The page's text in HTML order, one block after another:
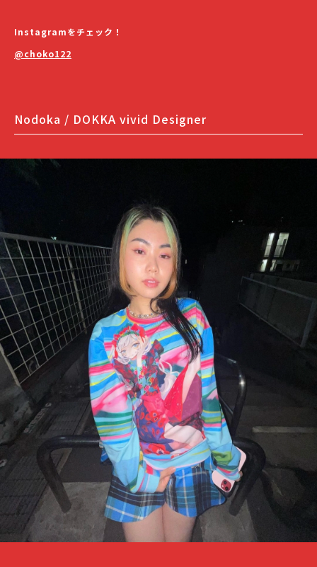
Instagramをチェック！
@choko122
Nodoka / DOKKA vivid Designer